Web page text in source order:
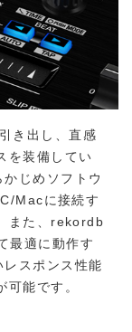
き出し、直感
を装備してい
じめソフトウ
Macに接続す
また、rekordb
最適に動作す
スポンス性能
能です。